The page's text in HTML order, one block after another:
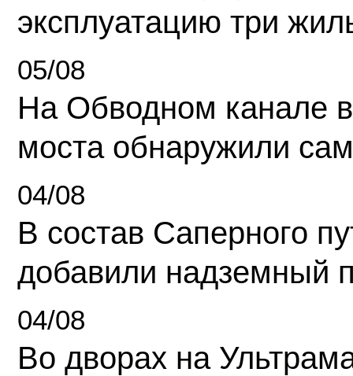
эксплуатацию три
05/08
На Обводном канале
моста обнаружили
04/08
В состав Саперного
добавили надземный
04/08
Во дворах на